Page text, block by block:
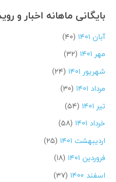
بایگانی ماهانه اخبار و
آبان ۱۴۰۱
(۴۰)
مهر ۱۴۰۱
(۳۲)
شهریور ۱۴۰۱
(۲۴)
مرداد ۱۴۰۱
(۳۰)
تیر ۱۴۰۱
(۵۴)
خرداد ۱۴۰۱
(۵۸)
اردیبهشت ۱۴۰۱
(۲۵)
فروردین ۱۴۰۱
(۱۸)
اسفند ۱۴۰۰
(۳۷)